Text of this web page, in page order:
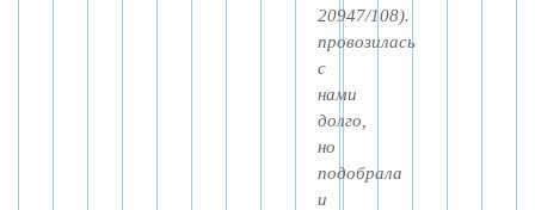
20947/108).
провозилась
с
нами
долго,
но
подобрала
и